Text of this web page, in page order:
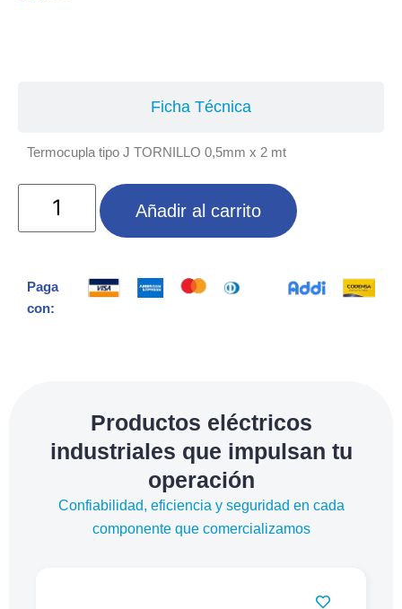
Ficha Técnica
Termocupla tipo J TORNILLO 0,5mm x 2 mt
Añadir al carrito
Paga
con:
Productos eléctricos
industriales que impulsan tu
operación
Confiabilidad, eficiencia y seguridad en cada
componente que comercializamos